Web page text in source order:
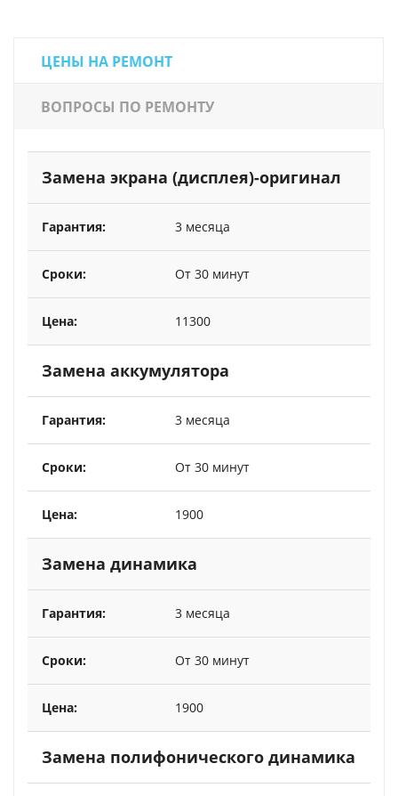
ЦЕНЫ НА РЕМОНТ
ВОПРОСЫ ПО РЕМОНТУ
Замена экрана (дисплея)-оригинал
3 месяца
От 30 минут
11300
Замена аккумулятора
3 месяца
От 30 минут
1900
Замена динамика
3 месяца
От 30 минут
1900
Замена полифонического динамика